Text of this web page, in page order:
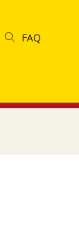
FAQ